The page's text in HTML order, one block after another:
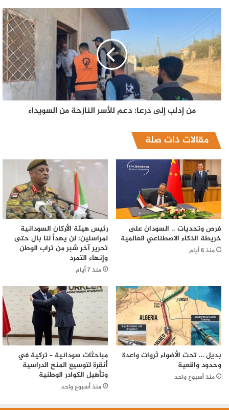
من إدلب إلى درعا: دعم للأسر النازحة من السويداء
مقالات ذات صلة
فرص وتحديات .. السودان على
خريطة الذكاء الاصطناعي العالمية
منذ 6 أيام
رئيس هيئة الأركان السودانية
لمراسلين: لن يهدأ لنا بال حتى
تحرير آخر شبر من تراب الوطن
وإنهاء التمرد
منذ 7 أيام
بديل … تحت الأضواء ثروات واعدة
وحدود واقعية
منذ أسبوع واحد
مباحثات سودانية – تركية في
أنقرة لتوسيع المنح الدراسية
وتأهيل الكوادر الوطنية
منذ أسبوع واحد